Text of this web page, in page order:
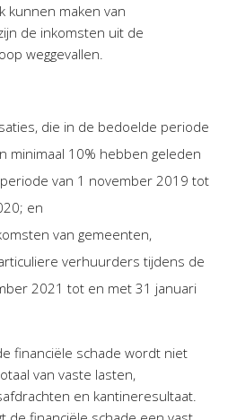
kunnen maken van
de inkomsten uit de
weggevallen.
die in de bedoelde periode
minimaal 10% hebben geleden
van 1 november 2019 tot
en
van gemeenten,
verhuurders tijdens de
2021 tot en met 31 januari
financiële schade wordt niet
van vaste lasten,
en kantineresultaat.